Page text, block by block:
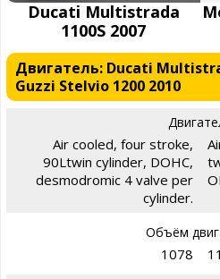
Ducati Multistrada
1100S 2007
Двигатель: Ducati
Guzzi Stelvio 1200 2010
Air cooled, four stroke,
90Ltwin cylinder, DOHC,
desmodromic 4 valve per
cylinder.
Объём
1078